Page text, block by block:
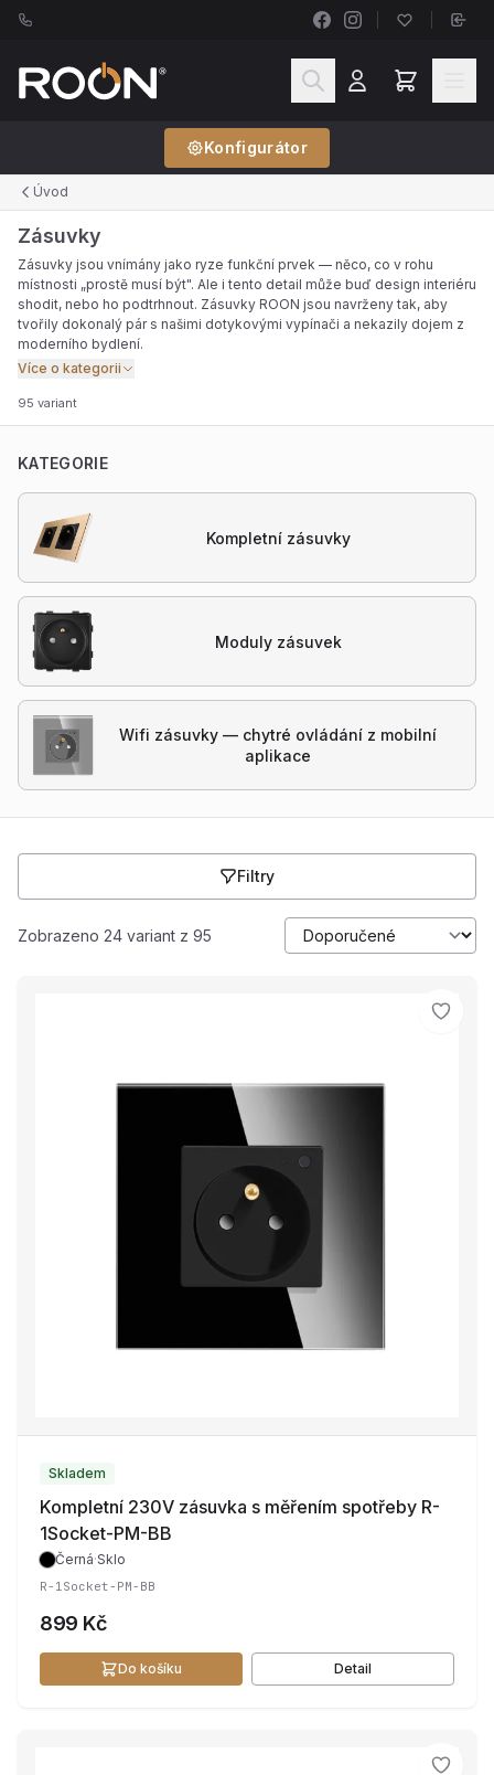
Konfigurátor
Úvod
Zásuvky
Zásuvky jsou vnímány jako ryze funkční prvek — něco, co v rohu
místnosti „prostě musí být". Ale i tento detail může buď design interiéru
shodit, nebo ho podtrhnout. Zásuvky ROON jsou navrženy tak, aby
tvořily dokonalý pár s našimi dotykovými vypínači a nekazily dojem z
moderního bydlení.
Více o kategorii
95 variant
KATEGORIE
Kompletní zásuvky
Moduly zásuvek
Wifi zásuvky — chytré ovládání z mobilní
aplikace
Filtry
Zobrazeno 24 variant z 95
Skladem
Kompletní 230V zásuvka s měřením spotřeby R-
1Socket-PM-BB
Černá·Sklo
R-1Socket-PM-BB
899 Kč
Do košíku Detail